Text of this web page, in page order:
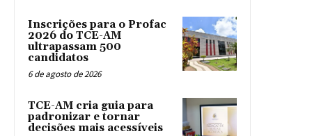
Inscrições para o Profac
2026 do TCE-AM
ultrapassam 500
candidatos
6 de agosto de 2026
TCE-AM cria guia para
padronizar e tornar
decisões mais acessíveis